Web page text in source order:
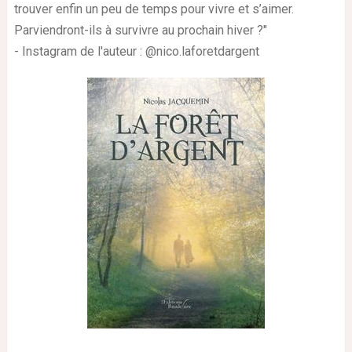
trouver enfin un peu de temps pour vivre et s’aimer.
Parviendront-ils à survivre au prochain hiver ?"
- Instagram de l'auteur : @nico.laforetdargent